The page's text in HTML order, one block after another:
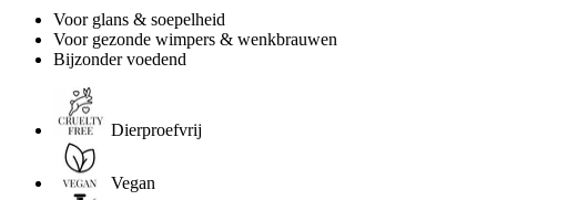
Voor glans & soepelheid
Voor gezonde wimpers & wenkbrauwen
Bijzonder voedend
Dierproefvrij
Vegan